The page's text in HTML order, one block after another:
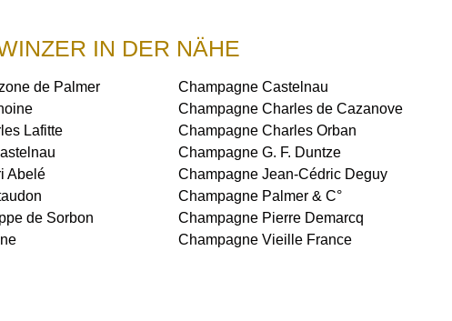
IN DER NÄHE
de Palmer
Champagne Castelnau
Champagne Charles de Cazanove
Lafitte
Champagne Charles Orban
Champagne G. F. Duntze
Abelé
Champagne Jean-Cédric Deguy
Champagne Palmer & C°
de Sorbon
Champagne Pierre Demarcq
Champagne Vieille France